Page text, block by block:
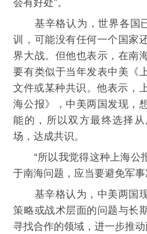
会有好处”。
基辛格认为，世界各国已
训，可能没有任何一个国家
界大战。但他也表示，在南
要有类似于当年发表中美《
文件或某种共识。他表示，
海公报》，中美两国发现，
能的，所以双方最终选择
场，达成共识。
“所以我觉得这种上海公
于南海问题，应当要避免军事
基辛格认为，中美两国现
策略或战术层面的问题与长
寻找合作的领域，进一步推